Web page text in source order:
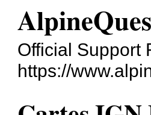
Official Support
https://